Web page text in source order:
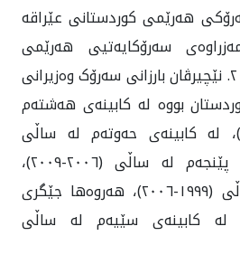
هەرێمی کوردستانی عێراقە
سه‌رۆکایه‌تیی هه‌رێمی
کوردستان له ساڵی ٢٠٠٥. نێچیرڤان بارزانی سەرۆک وەزیرانی
بووە لە کابینەی هەشتەم
لە ساڵی (٢٠١٤-٢٠١٩)، لە کابینەی حەوتەم لە ساڵی
(٢٠١٢-٢٠١٤)، کابینەی پێنجەم لە ساڵی (٢٠٠٦-٢٠٠٩)،
کابینەی چوارەم لە ساڵی (١٩٩٩-٢٠٠٦)، هەروەها جێگری
لە کابینەی سێیەم لە ساڵی